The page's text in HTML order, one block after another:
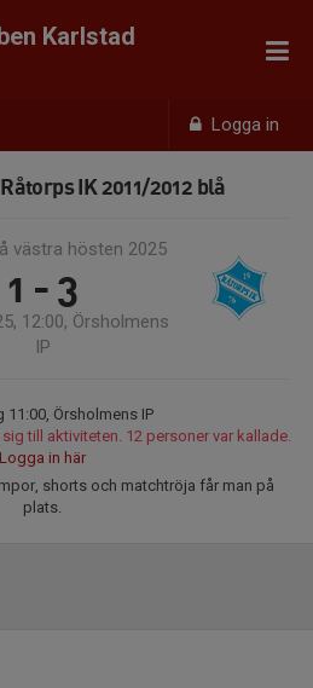
Logga in
Karlstad
IK 2011/2012 blå
västra hösten 2025
1 - 3
12:00, Örsholmens
IP
11:00, Örsholmens IP
till aktiviteten. 12 personer var kallade.
Logga in här
shorts och matchtröja får man på
plats.